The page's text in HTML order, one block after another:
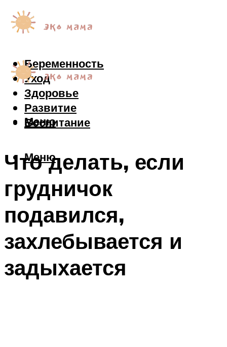
Беременность
Уход
Здоровье
Развитие
Воспитание
Меню
Меню
Что делать, если
грудничок
подавился,
захлебывается и
задыхается